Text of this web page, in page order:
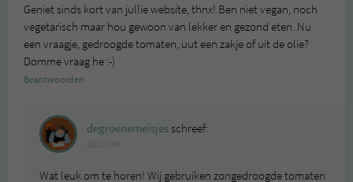
Geniet sinds kort van jullie website, thnx! Ben niet vegan, noch
vegetarisch maar hou gewoon van lekker en gezond eten. Nu
een vraagje, gedroogde tomaten, uut een zakje of uit de olie?
Domme vraag he :-)
Beantwoorden
degroenemeisjesschreef:
Wat leuk om te horen! Wij gebruiken zongedroogde tomaten